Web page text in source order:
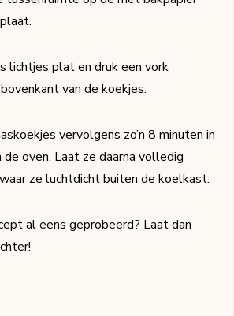
lichtjes plat en druk een vork
van de koekjes.
vervolgens zo’n 8 minuten in
oven. Laat ze daarna volledig
ze luchtdicht buiten de koelkast.
al eens geprobeerd? Laat dan